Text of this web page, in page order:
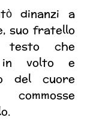
dinanzi a
suo fratello
testo che
in volto e
del cuore